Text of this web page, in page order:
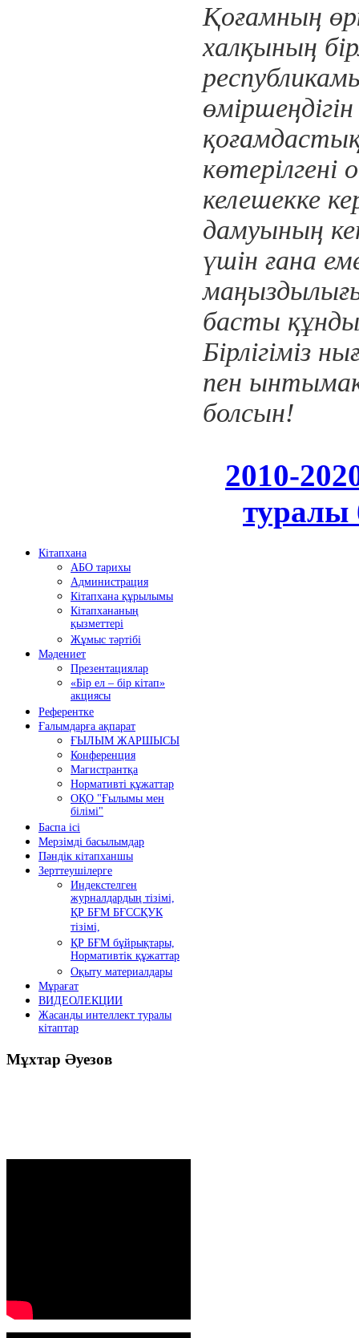
Қоғамның
халқының
келешекке
дамуының
үшін ғана
басты
Бірлігіміз
пен ынтымақ
болсын!
2010-
туралы
Кітапхана
АБО тарихы
Администрация
Кітапхана құрылымы
Кітапхананың
қызметтері
Жұмыс тәртібі
Мәдениет
Презентациялар
«Бір ел – бір кітап»
акциясы
Референтке
Ғалымдарға ақпарат
ҒЫЛЫМ ЖАРШЫСЫ
Конференция
Магистрантқа
Нормативті құжаттар
ОҚО "Ғылымы мен
білімі"
Баспа ісі
Мерзімді басылымдар
Пәндік кітапханшы
Зерттеушілерге
Индекстелген
журналдардың тізімі,
ҚР БҒМ БҒССҚУК
тізімі,
ҚР БҒМ бұйрықтары,
Нормативтік құжаттар
Оқыту материалдары
Мұрағат
ВИДЕОЛЕКЦИИ
Жасанды интеллект туралы
кітаптар
Мұхтар Әуезов